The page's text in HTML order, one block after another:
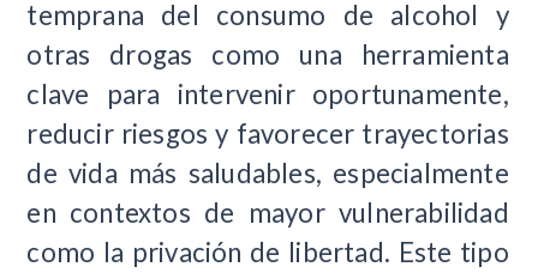
temprana del consumo de alcohol y
otras drogas como una herramienta
clave para intervenir oportunamente,
reducir riesgos y favorecer trayectorias
de vida más saludables, especialmente
en contextos de mayor vulnerabilidad
como la privación de libertad. Este tipo